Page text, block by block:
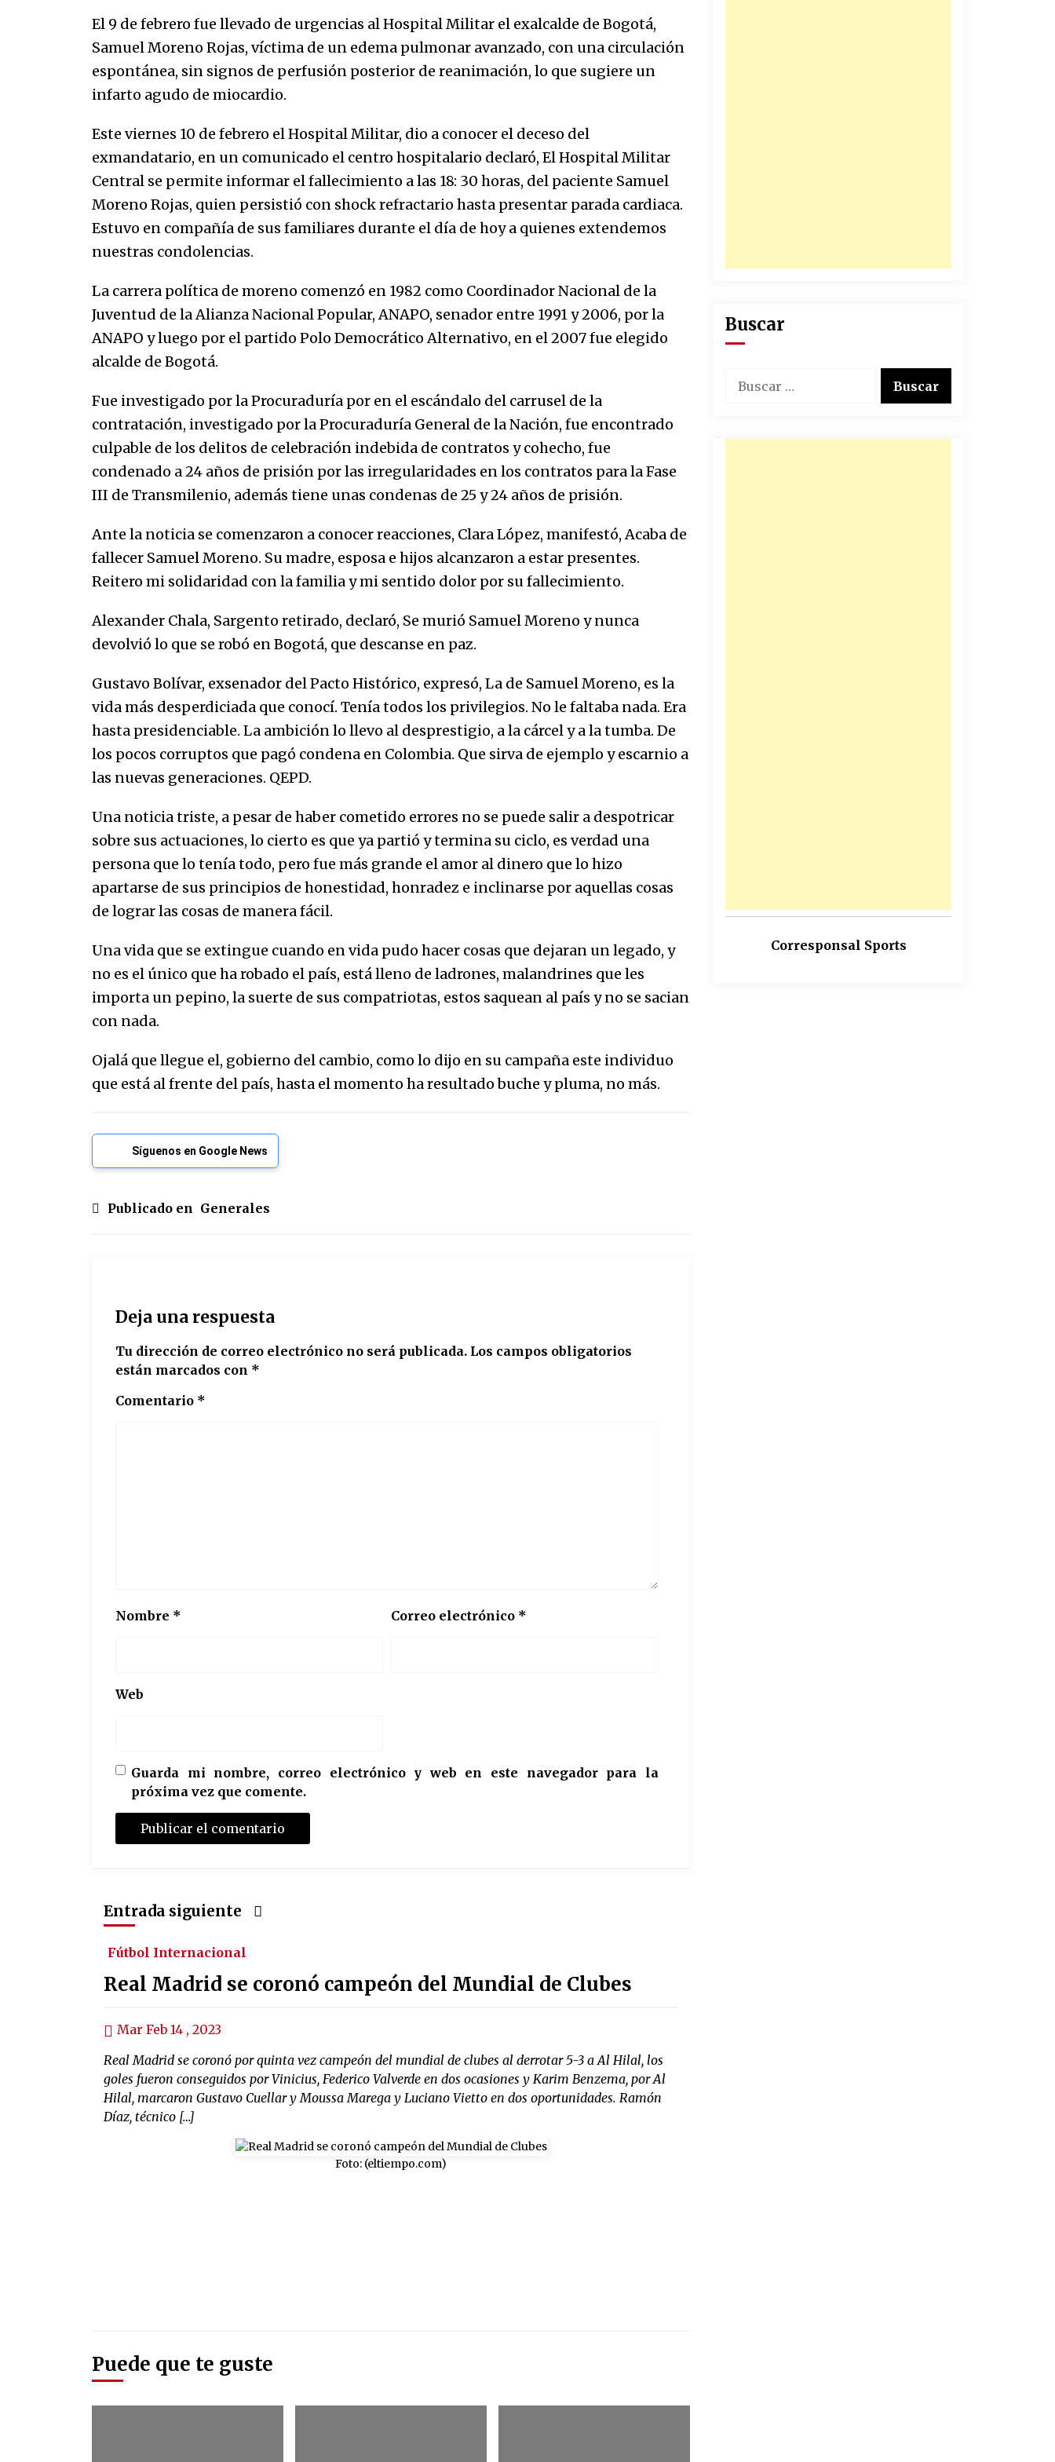
04/01/2026
Que sea un hecho el decreto que
quita prima de servicios a
El aumento del mínimo causa
escozor en pueblo colombiano
El 9 de febrero fue llevado de urgencias al Hospital Militar el exalcalde de Bogotá,
Samuel Moreno Rojas, víctima de un edema pulmonar avanzado, con una circulación
espontánea, sin signos de perfusión posterior de reanimación, lo que sugiere un
infarto agudo de miocardio.
Este viernes 10 de febrero el Hospital Militar, dio a conocer el deceso del
exmandatario, en un comunicado el centro hospitalario declaró, El Hospital Militar
Central se permite informar el fallecimiento a las 18: 30 horas, del paciente Samuel
Moreno Rojas, quien persistió con shock refractario hasta presentar parada cardiaca.
Estuvo en compañía de sus familiares durante el día de hoy a quienes extendemos
nuestras condolencias.
La carrera política de moreno comenzó en 1982 como Coordinador Nacional de la
Juventud de la Alianza Nacional Popular, ANAPO, senador entre 1991 y 2006, por la
ANAPO y luego por el partido Polo Democrático Alternativo, en el 2007 fue elegido
alcalde de Bogotá.
Fue investigado por la Procuraduría por en el escándalo del carrusel de la
contratación, investigado por la Procuraduría General de la Nación, fue encontrado
culpable de los delitos de celebración indebida de contratos y cohecho, fue
condenado a 24 años de prisión por las irregularidades en los contratos para la Fase
III de Transmilenio, además tiene unas condenas de 25 y 24 años de prisión.
Ante la noticia se comenzaron a conocer reacciones, Clara López, manifestó, Acaba de
fallecer Samuel Moreno. Su madre, esposa e hijos alcanzaron a estar presentes.
Reitero mi solidaridad con la familia y mi sentido dolor por su fallecimiento.
Alexander Chala, Sargento retirado, declaró, Se murió Samuel Moreno y nunca
devolvió lo que se robó en Bogotá, que descanse en paz.
Gustavo Bolívar, exsenador del Pacto Histórico, expresó, La de Samuel Moreno, es la
vida más desperdiciada que conocí. Tenía todos los privilegios. No le faltaba nada. Era
hasta presidenciable. La ambición lo llevo al desprestigio, a la cárcel y a la tumba. De
los pocos corruptos que pagó condena en Colombia. Que sirva de ejemplo y escarnio a
las nuevas generaciones. QEPD.
Una noticia triste, a pesar de haber cometido errores no se puede salir a despotricar
sobre sus actuaciones, lo cierto es que ya partió y termina su ciclo, es verdad una
persona que lo tenía todo, pero fue más grande el amor al dinero que lo hizo
apartarse de sus principios de honestidad, honradez e inclinarse por aquellas cosas
de lograr las cosas de manera fácil.
Una vida que se extingue cuando en vida pudo hacer cosas que dejaran un legado, y
no es el único que ha robado el país, está lleno de ladrones, malandrines que les
importa un pepino, la suerte de sus compatriotas, estos saquean al país y no se sacian
con nada.
Ojalá que llegue el, gobierno del cambio, como lo dijo en su campaña este individuo
que está al frente del país, hasta el momento ha resultado buche y pluma, no más.
Síguenos en Google News
Publicado en Generales
Deja una respuesta
Tu dirección de correo electrónico no será publicada. Los campos obligatorios
están marcados con *
Comentario *
Nombre * Correo electrónico *
Web
Guarda mi nombre, correo electrónico y web en este navegador para la
próxima vez que comente.
Entrada siguiente
Fútbol Internacional
Real Madrid se coronó campeón del Mundial de Clubes
Mar Feb 14 , 2023
Real Madrid se coronó por quinta vez campeón del mundial de clubes al derrotar 5-3 a Al Hilal, los
goles fueron conseguidos por Vinicius, Federico Valverde en dos ocasiones y Karim Benzema, por Al
Hilal, marcaron Gustavo Cuellar y Moussa Marega y Luciano Vietto en dos oportunidades. Ramón
Díaz, técnico […]
Foto: (eltiempo.com)
Puede que te guste
Buscar
Corresponsal Sports